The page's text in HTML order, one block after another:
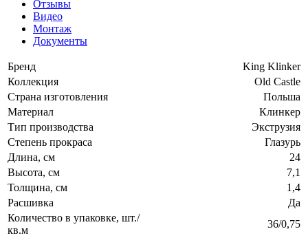
Отзывы
Видео
Монтаж
Документы
Бренд
King Klinker
Коллекция
Old Castle
Страна изготовления
Польша
Материал
Клинкер
Тип производства
Экструзия
Степень прокраса
Глазурь
Длина, см
24
Высота, см
7,1
Толщина, см
1,4
Расшивка
Да
Количество в упаковке, шт./
кв.м
36/0,75